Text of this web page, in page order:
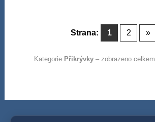
Strana: 1 2 »
Kategorie Přikrývky– zobrazeno celkem